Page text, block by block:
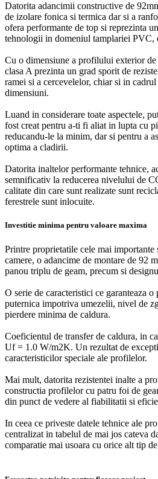
Datorita adancimii constructive de
de izolare fonica si termica dar si a
ofera performante de top si reprezinta
tehnologii in domeniul tamplariei PVC,
Cu o dimensiune a profilului exterior
clasa A prezinta un grad sporit de
ramei si a cercevelelor, chiar si in
dimensiuni.
Luand in considerare toate aspectele,
fost creat pentru a-ti fi aliat in lupta cu
reducandu-le la minim, dar si pentru a
optima a cladirii.
Datorita inaltelor performante tehnice,
semnificativ la reducerea nivelului de
calitate din care sunt realizate sunt
ferestrele sunt inlocuite.
Investitie minima pentru valoare maxima
Printre proprietatile cele mai importante
camere, o adancime de montare de 92
panou triplu de geam, precum si
O serie de caracteristici ce garanteaza o
puternica impotriva umezelii, nivel de
pierdere minima de caldura.
Coeficientul de transfer de caldura, in
Uf = 1.0 W/m2K. Un rezultat de
caracteristicilor speciale ale profilelor.
Mai mult, datorita rezistentei inalte a
constructia profilelor cu patru foi de
din punct de vedere al fiabilitatii si
In ceea ce priveste datele tehnice ale
centralizat in tabelul de mai jos cateva
comparatie mai usoara cu orice alt tip